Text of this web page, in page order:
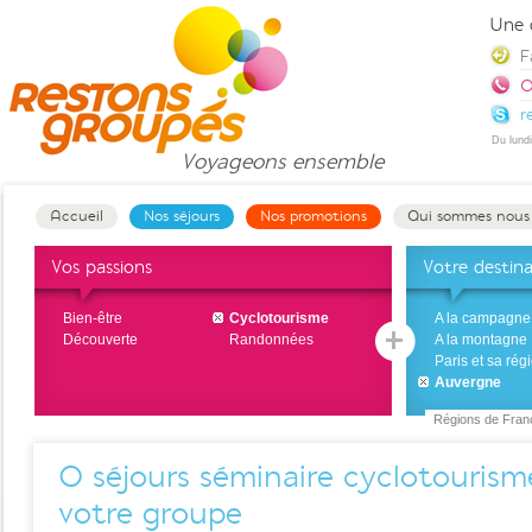
Voyageons ensemble
Accueil Nos séjours Nos promotions Qui sommes
Vos passions
Bien-être
Cyclotourisme
Découverte
Randonnées
Votre
A la campagne
A la montagne
Paris et sa
Auvergne
Régions de
0 séjours séminaire
votre groupe
Une
Du